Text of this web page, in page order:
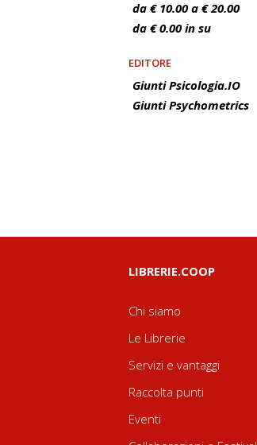
da € 10.00 a € 20.00
da € 0.00 in su
EDITORE
Giunti Psicologia.IO
Giunti Psychometrics
LIBRERIE.COOP
Chi siamo
Le Librerie
Servizi e vantaggi
Raccolta punti
Eventi